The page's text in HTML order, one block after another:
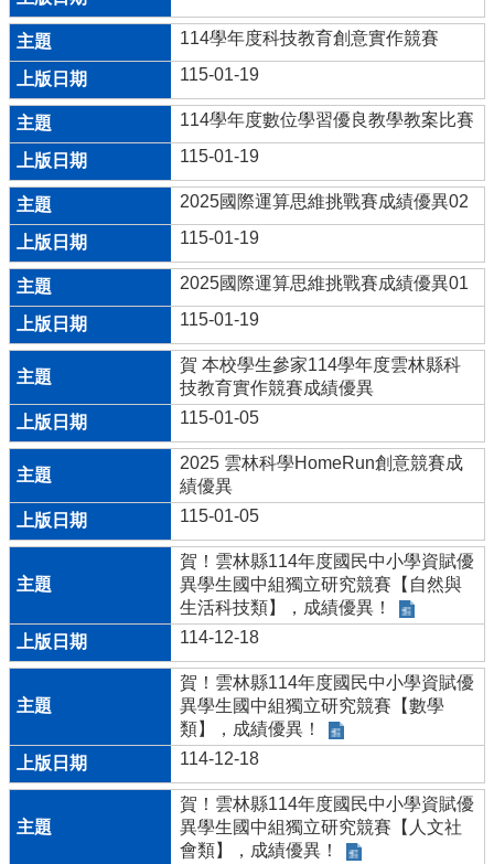
菜
單
宣
導
評
鑑
專
區
教
學
課
程
專
輔
導
網
悅
讀
斗
級
課
表
查
詢
資
通
全
114學年度科技教育創意實作競賽
115-01-19
114學年度數位學習優良教學教案比賽
115-01-19
2025國際運算思維挑戰賽成績優異02
115-01-19
2025國際運算思維挑戰賽成績優異01
115-01-19
賀 本校學生參家114學年度雲林縣科
技教育實作競賽成績優異
115-01-05
2025 雲林科學HomeRun創意競賽成
績優異
115-01-05
賀！雲林縣114年度國民中小學資賦優
異學生國中組獨立研究競賽【自然與
生活科技類】，成績優異！
114-12-18
賀！雲林縣114年度國民中小學資賦優
異學生國中組獨立研究競賽【數學
類】，成績優異！
114-12-18
賀！雲林縣114年度國民中小學資賦優
異學生國中組獨立研究競賽【人文社
會類】，成績優異！